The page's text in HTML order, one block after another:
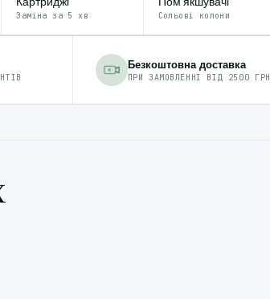
Заміна за 5 хв Сольові колони
Безкоштовна доставка
ПРИ ЗАМОВЛЕННІ ВІД 2500 ГРН